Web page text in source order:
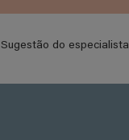
Sugestão do especialista